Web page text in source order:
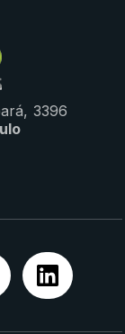
3396